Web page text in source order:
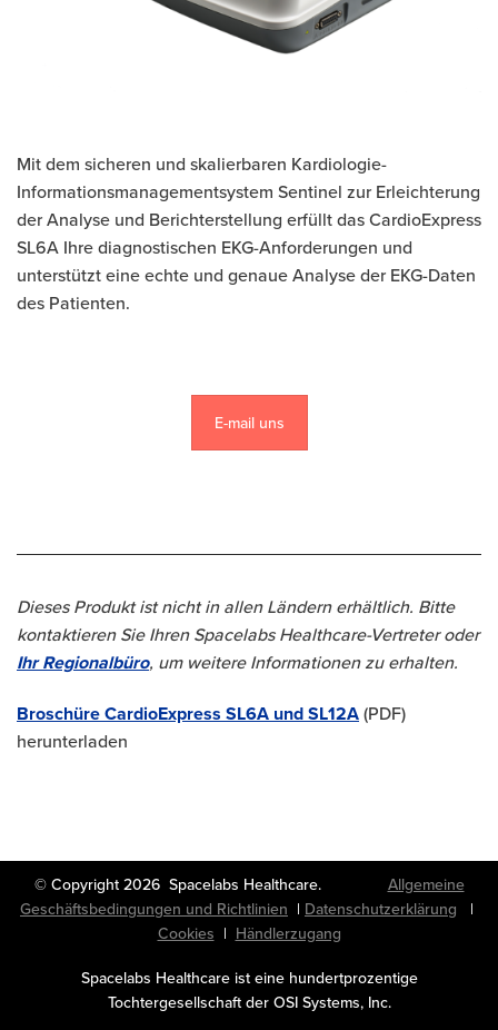
Mit dem sicheren und skalierbaren Kardiologie-
Informationsmanagementsystem Sentinel zur Erleichterung
der Analyse und Berichterstellung erfüllt das CardioExpress
SL6A Ihre diagnostischen EKG-Anforderungen und
unterstützt eine echte und genaue Analyse der EKG-Daten
des Patienten.
E-mail uns
Dieses Produkt ist nicht in allen Ländern erhältlich. Bitte
kontaktieren Sie Ihren Spacelabs Healthcare-Vertreter oder
Ihr Regionalbüro, um weitere Informationen zu erhalten.
Broschüre CardioExpress SL6A und SL12A(PDF)
herunterladen
© Copyright 2026 Spacelabs Healthcare. Allgemeine
Geschäftsbedingungen und Richtlinien | Datenschutzerklärung |
Cookies | Händlerzugang
Spacelabs Healthcare ist eine hundertprozentige
Tochtergesellschaft der OSI Systems, Inc.